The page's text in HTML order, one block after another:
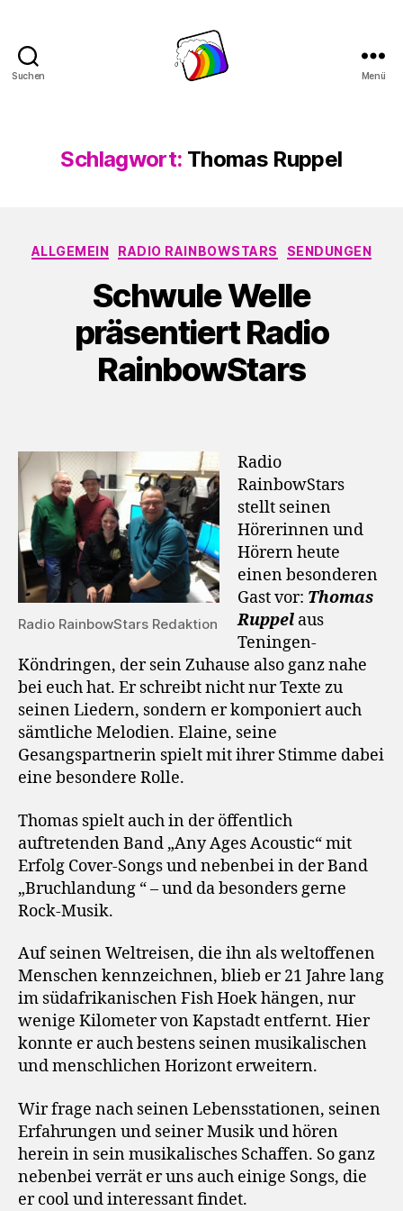
Suchen Menü
Schlagwort: Thomas Ruppel
Kategorien
ALLGEMEIN RADIO RAINBOWSTARS SENDUNGEN
Schwule Welle
präsentiert Radio
RainbowStars
Radio RainbowStars Redaktion
Radio
RainbowStars
stellt seinen
Hörerinnen und
Hörern heute
einen besonderen
Gast vor: Thomas
Ruppel aus
Teningen-
Köndringen, der sein Zuhause also ganz nahe
bei euch hat. Er schreibt nicht nur Texte zu
seinen Liedern, sondern er komponiert auch
sämtliche Melodien. Elaine, seine
Gesangspartnerin spielt mit ihrer Stimme dabei
eine besondere Rolle.
Thomas spielt auch in der öffentlich
auftretenden Band „Any Ages Acoustic“ mit
Erfolg Cover-Songs und nebenbei in der Band
„Bruchlandung “ – und da besonders gerne
Rock-Musik.
Auf seinen Weltreisen, die ihn als weltoffenen
Menschen kennzeichnen, blieb er 21 Jahre lang
im südafrikanischen Fish Hoek hängen, nur
wenige Kilometer von Kapstadt entfernt. Hier
konnte er auch bestens seinen musikalischen
und menschlichen Horizont erweitern.
Wir frage nach seinen Lebensstationen, seinen
Erfahrungen und seiner Musik und hören
herein in sein musikalisches Schaffen. So ganz
nebenbei verrät er uns auch einige Songs, die
er cool und interessant findet.